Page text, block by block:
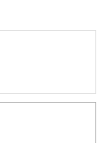
する記事を、日々
すく発信していま